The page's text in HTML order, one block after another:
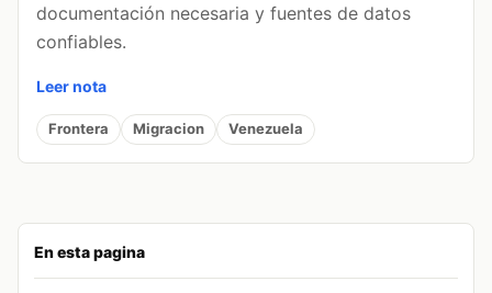
En esta pagina
documentación necesaria y fuentes de datos
confiables.
Leer nota
Frontera Migracion Venezuela